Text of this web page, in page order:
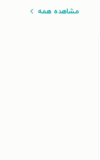
مشاهده همه